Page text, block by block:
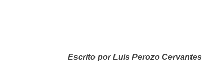
Escrito por Luis Perozo Cervantes